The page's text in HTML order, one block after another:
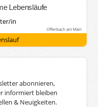
Lebensläufe
in
Offenbach am Main
abonnieren,
informiert bleiben
& Neuigkeiten.